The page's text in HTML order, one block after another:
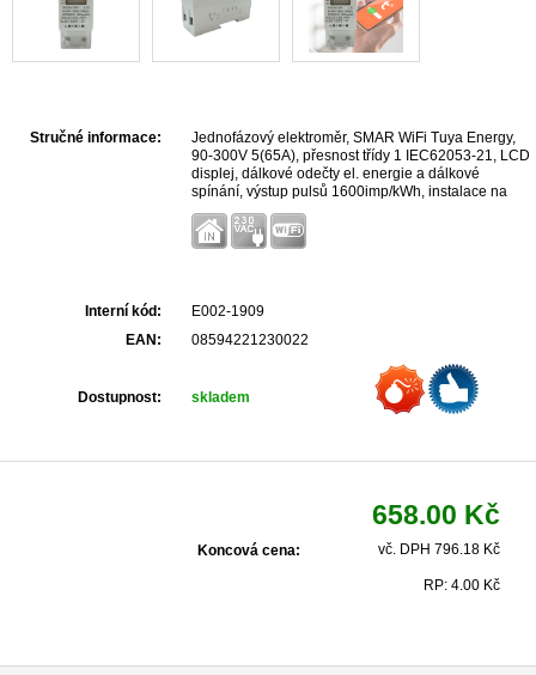
Stručné informace:
Jednofázový elektroměr, SMAR WiFi Tuya Energy,
90-300V 5(65A), přesnost třídy 1 IEC62053-21, LCD
displej, dálkové odečty el. energie a dálkové
spínání, výstup pulsů 1600imp/kWh, instalace na
DIN 1,5 modulu, rozměry 36 x 100 x 65mm.
Interní kód:
E002-1909
EAN:
08594221230022
Dostupnost: skladem
Koncová cena:
658.00 Kč
vč. DPH 796.18 Kč
RP: 4.00 Kč